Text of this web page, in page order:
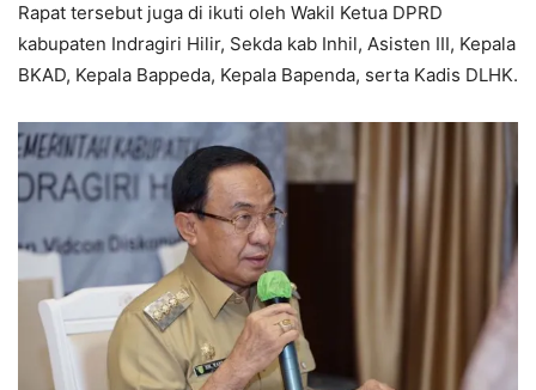
Rapat tersebut juga di ikuti oleh Wakil Ketua DPRD
kabupaten Indragiri Hilir, Sekda kab Inhil, Asisten III, Kepala
BKAD, Kepala Bappeda, Kepala Bapenda, serta Kadis DLHK.